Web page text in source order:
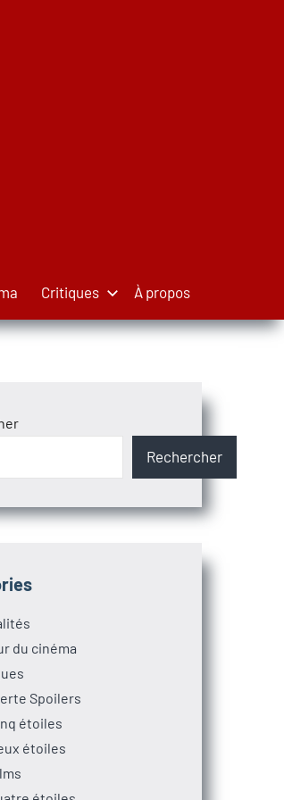
Critiques À propos
Rechercher
du cinéma
Spoilers
étoiles
étoiles